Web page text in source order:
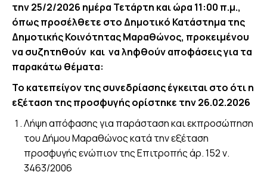
την 25/2/2026 ημέρα Τετάρτη και ώρα 11:00 π.μ.,
όπως προσέλθετε στο Δημοτικό Κατάστημα της
Δημοτικής Κοινότητας Μαραθώνος, προκειμένου
να συζητηθούν και να ληφθούν αποφάσεις για τα
παρακάτω θέματα:
Το κατεπείγον της συνεδρίασης έγκειται στο ότι η
εξέταση της προσφυγής ορίστηκε την 26.02.2026
Λήψη απόφασης για παράσταση και εκπροσώπηση
του Δήμου Μαραθώνος κατά την εξέταση
προσφυγής ενώπιον της Επιτροπής άρ. 152 ν.
3463/2006